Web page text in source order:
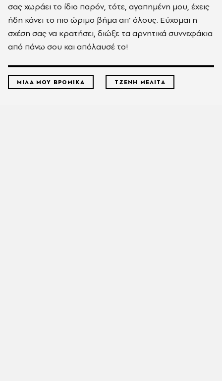
σας χωράει το ίδιο παρόν, τότε, αγαπημένη μου, έχεις
ήδη κάνει το πιο ώριμο βήμα απ’ όλους. Εύχομαι η
σχέση σας να κρατήσει, διώξε τα αρνητικά συννεφάκια
από πάνω σου και απόλαυσέ το!
ΜΙΛΑ ΜΟΥ ΒΡΟΜΙΚΑ ΤΖΕΝΗ ΜΕΛΙΤΑ